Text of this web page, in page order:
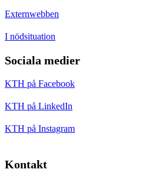
Externwebben
I nödsituation
Sociala medier
KTH på Facebook
KTH på LinkedIn
KTH på Instagram
Kontakt